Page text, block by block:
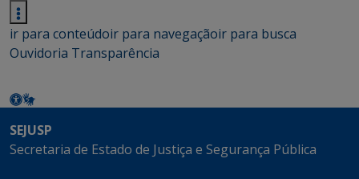
ir para conteúdoir para navegaçãoir para busca
Ouvidoria Transparência
SEJUSP
Secretaria de Estado de Justiça e Segurança Pública